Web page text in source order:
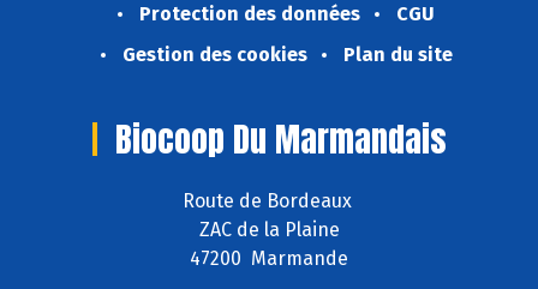
Protection des données
CGU
Gestion des cookies
Plan du site
Biocoop Du Marmandais
Route de Bordeaux
ZAC de la Plaine
47200 Marmande